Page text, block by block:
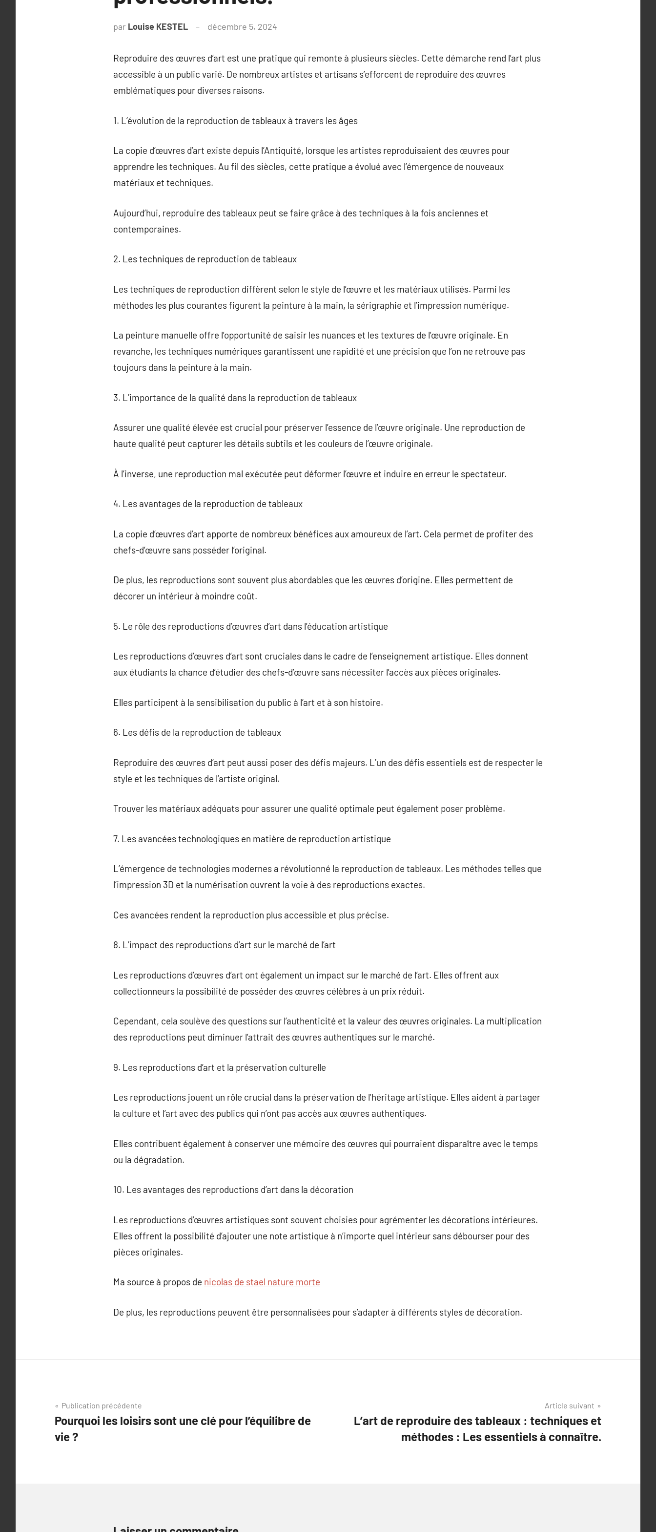
par Louise KESTEL décembre 5, 2024
Reproduire des œuvres d’art est une pratique qui remonte à plusieurs siècles. Cette démarche rend l’art plus
accessible à un public varié. De nombreux artistes et artisans s’efforcent de reproduire des œuvres
emblématiques pour diverses raisons.
1. L’évolution de la reproduction de tableaux à travers les âges
La copie d’œuvres d’art existe depuis l’Antiquité, lorsque les artistes reproduisaient des œuvres pour
apprendre les techniques. Au fil des siècles, cette pratique a évolué avec l’émergence de nouveaux
matériaux et techniques.
Aujourd’hui, reproduire des tableaux peut se faire grâce à des techniques à la fois anciennes et
contemporaines.
2. Les techniques de reproduction de tableaux
Les techniques de reproduction diffèrent selon le style de l’œuvre et les matériaux utilisés. Parmi les
méthodes les plus courantes figurent la peinture à la main, la sérigraphie et l’impression numérique.
La peinture manuelle offre l’opportunité de saisir les nuances et les textures de l’œuvre originale. En
revanche, les techniques numériques garantissent une rapidité et une précision que l’on ne retrouve pas
toujours dans la peinture à la main.
3. L’importance de la qualité dans la reproduction de tableaux
Assurer une qualité élevée est crucial pour préserver l’essence de l’œuvre originale. Une reproduction de
haute qualité peut capturer les détails subtils et les couleurs de l’œuvre originale.
À l’inverse, une reproduction mal exécutée peut déformer l’œuvre et induire en erreur le spectateur.
4. Les avantages de la reproduction de tableaux
La copie d’œuvres d’art apporte de nombreux bénéfices aux amoureux de l’art. Cela permet de profiter des
chefs-d’œuvre sans posséder l’original.
De plus, les reproductions sont souvent plus abordables que les œuvres d’origine. Elles permettent de
décorer un intérieur à moindre coût.
5. Le rôle des reproductions d’œuvres d’art dans l’éducation artistique
Les reproductions d’œuvres d’art sont cruciales dans le cadre de l’enseignement artistique. Elles donnent
aux étudiants la chance d’étudier des chefs-d’œuvre sans nécessiter l’accès aux pièces originales.
Elles participent à la sensibilisation du public à l’art et à son histoire.
6. Les défis de la reproduction de tableaux
Reproduire des œuvres d’art peut aussi poser des défis majeurs. L’un des défis essentiels est de respecter le
style et les techniques de l’artiste original.
Trouver les matériaux adéquats pour assurer une qualité optimale peut également poser problème.
7. Les avancées technologiques en matière de reproduction artistique
L’émergence de technologies modernes a révolutionné la reproduction de tableaux. Les méthodes telles que
l’impression 3D et la numérisation ouvrent la voie à des reproductions exactes.
Ces avancées rendent la reproduction plus accessible et plus précise.
8. L’impact des reproductions d’art sur le marché de l’art
Les reproductions d’œuvres d’art ont également un impact sur le marché de l’art. Elles offrent aux
collectionneurs la possibilité de posséder des œuvres célèbres à un prix réduit.
Cependant, cela soulève des questions sur l’authenticité et la valeur des œuvres originales. La multiplication
des reproductions peut diminuer l’attrait des œuvres authentiques sur le marché.
9. Les reproductions d’art et la préservation culturelle
Les reproductions jouent un rôle crucial dans la préservation de l’héritage artistique. Elles aident à partager
la culture et l’art avec des publics qui n’ont pas accès aux œuvres authentiques.
Elles contribuent également à conserver une mémoire des œuvres qui pourraient disparaître avec le temps
ou la dégradation.
10. Les avantages des reproductions d’art dans la décoration
Les reproductions d’œuvres artistiques sont souvent choisies pour agrémenter les décorations intérieures.
Elles offrent la possibilité d’ajouter une note artistique à n’importe quel intérieur sans débourser pour des
pièces originales.
Ma source à propos de nicolas de stael nature morte
De plus, les reproductions peuvent être personnalisées pour s’adapter à différents styles de décoration.
Navigation
de
l’article
Publication précédente
Pourquoi les loisirs sont une clé pour l’équilibre de
vie ?
Article suivant
L’art de reproduire des tableaux : techniques et
méthodes : Les essentiels à connaître.